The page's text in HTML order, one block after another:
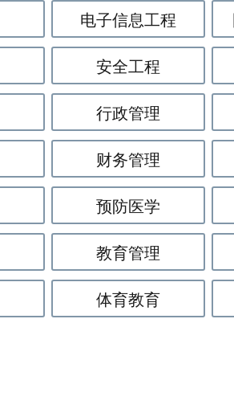
电子信息工程
安全工程
行政管理
财务管理
预防医学
教育管理
体育教育